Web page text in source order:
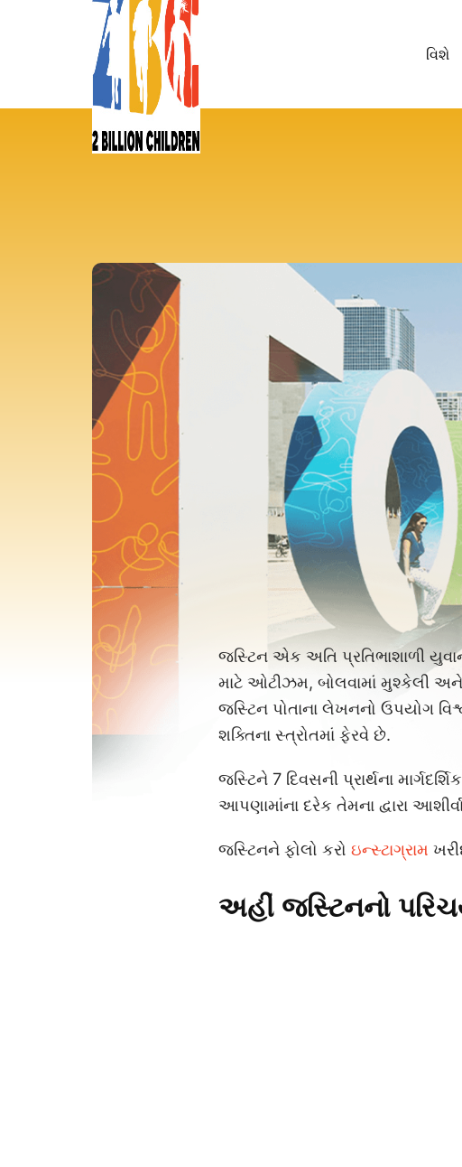
વિશે
જસ્ટિન એક અતિ પ્રતિભાશાળી
માટે ઓટીઝમ, બોલવામાં મુશ્કેલી અને
જસ્ટિન પોતાના લેખનનો ઉપયોગ
શક્તિના સ્ત્રોતમાં ફેરવે છે.
જસ્ટિને 7 દિવસની પ્રાર્થના
આપણામાંના દરેક તેમના દ્વારા
જસ્ટિનને ફોલો કરો ઇન્સ્ટાગ્રામ
અહીં જસ્ટિનનો